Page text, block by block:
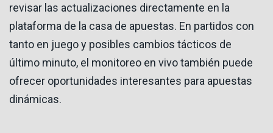
revisar las actualizaciones directamente en la
plataforma de la casa de apuestas. En partidos con
tanto en juego y posibles cambios tácticos de
último minuto, el monitoreo en vivo también puede
ofrecer oportunidades interesantes para apuestas
dinámicas.